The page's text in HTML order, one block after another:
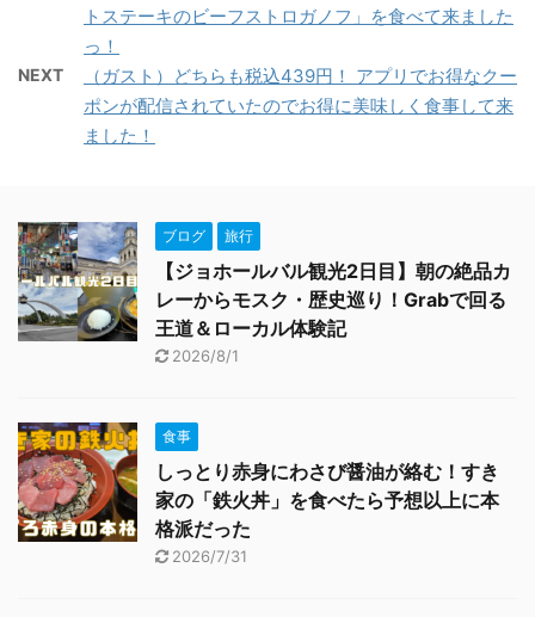
トステーキのビーフストロガノフ」を食べて来ました
っ！
NEXT
（ガスト）どちらも税込439円！ アプリでお得なクー
ポンが配信されていたのでお得に美味しく食事して来
ました！
ブログ 旅行
【ジョホールバル観光2日目】朝の絶品カ
レーからモスク・歴史巡り！Grabで回る
王道＆ローカル体験記
2026/8/1
食事
しっとり赤身にわさび醤油が絡む！すき
家の「鉄火丼」を食べたら予想以上に本
格派だった
2026/7/31